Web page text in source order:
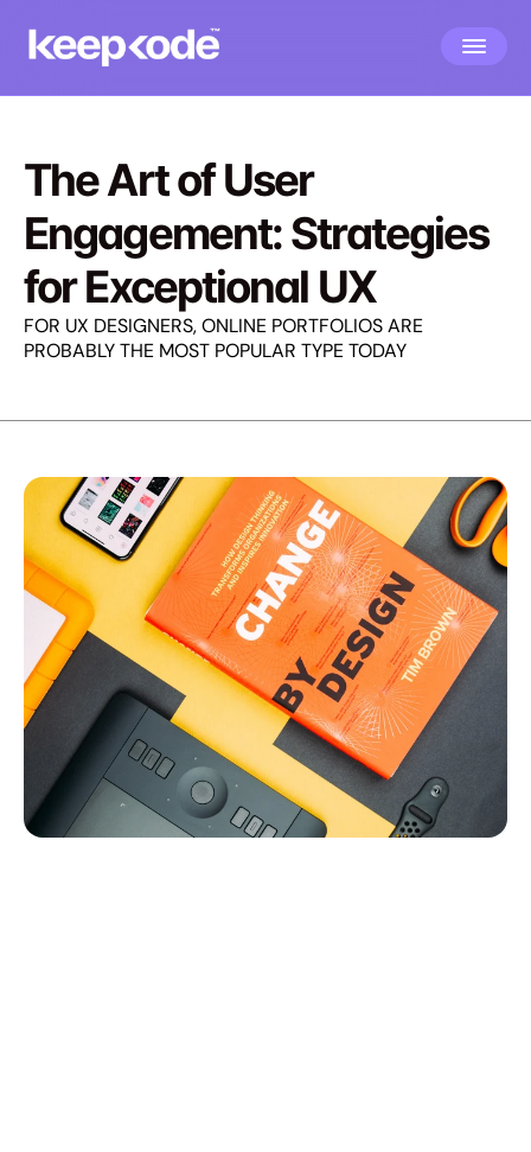
The Art of User
Engagement: Strategies
for Exceptional UX
FOR UX DESIGNERS, ONLINE PORTFOLIOS ARE
PROBABLY THE MOST POPULAR TYPE TODAY